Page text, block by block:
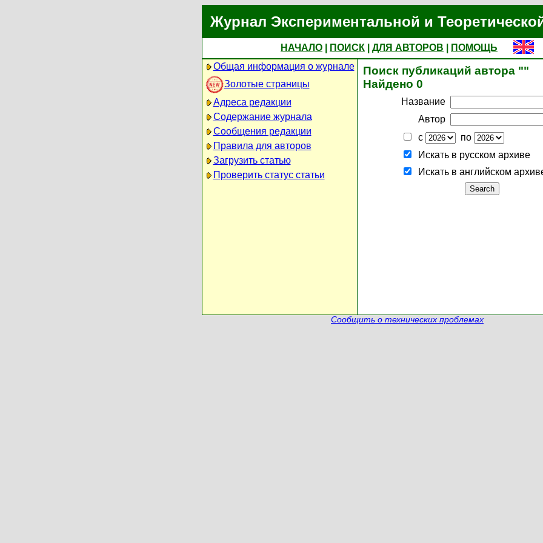
Журнал Экспериментальной и
НАЧАЛО ПОИСК ДЛЯ АВТОРОВ
ПОМОЩЬ
Общая информация о журнале
Золотые страницы
Адреса редакции
Содержание журнала
Сообщения редакции
Правила для авторов
Загрузить статью
Проверить статус статьи
Поиск публикаций автора ""
Найдено 0
Название
Автор
с
по
Искать в русском архиве
Искать в английском
Сообщить о технических проблемах